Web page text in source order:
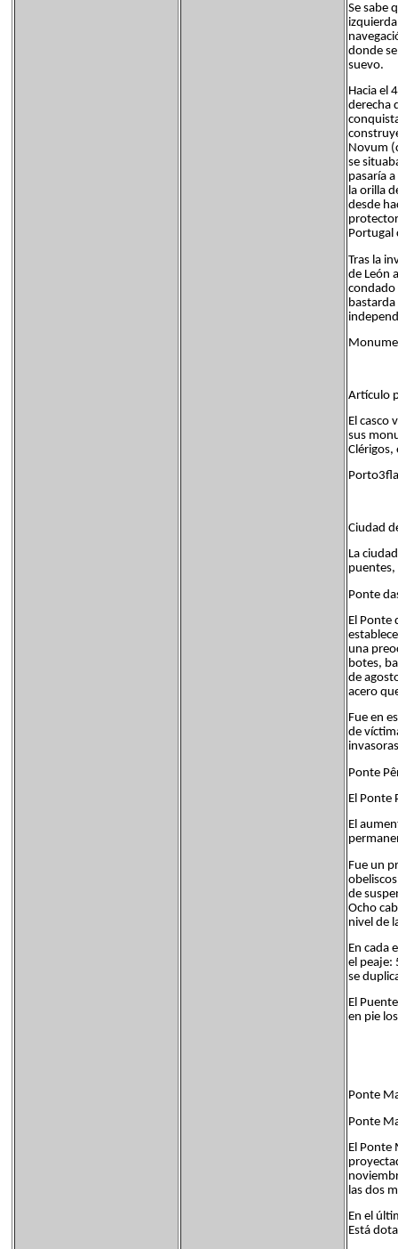
Se sabe
donde
suevo.
Hacia el
derecha
Novum
se
pasaría
la orilla
desde
Portugal
Tras la
de León
condado
Artículo
El casco
sus
Clérigos,
Ciudad
La
puentes,
Ponte
El Ponte
una
botes,
de
acero
Fue en
de
Ponte
El Ponte
El
Fue un
de
Ocho
nivel de
En cada
el peaje:
se
El
en pie
Ponte
Ponte
El Ponte
las dos
En el
Está